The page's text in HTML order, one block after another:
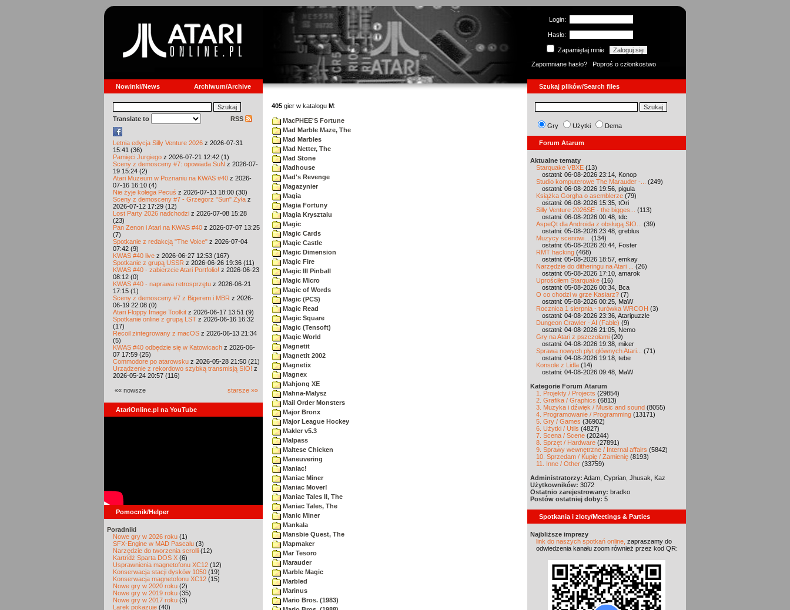
Login:
Hasło:
Zapamiętaj mnie
Zapomniane hasło?
Poproś o członkostwo
Nowinki/News Archiwum/Archive Szukaj plików/Search files
Translate to RSS
Letnia edycja Silly Venture 2026 z 2026-07-31
15:41 (36)
Pamięci Jurgiego z 2026-07-21 12:42 (1)
Sceny z demosceny #7: opowiada SuN z 2026-07-
19 15:24 (2)
Atari Muzeum w Poznaniu na KWAS #40 z 2026-
07-16 16:10 (4)
Nie żyje kolega Pecuś z 2026-07-13 18:00 (30)
Sceny z demosceny #7 - Grzegorz "Sun" Żyła z
2026-07-12 17:29 (12)
Lost Party 2026 nadchodzi z 2026-07-08 15:28
(23)
Pan Zenon i Atari na KWAS #40 z 2026-07-07 13:25
(7)
Spotkanie z redakcją "The Voice" z 2026-07-04
07:42 (9)
KWAS #40 live z 2026-06-27 12:53 (167)
Spotkanie z grupą USSR z 2026-06-26 19:36 (11)
KWAS #40 - zabierzcie Atari Portfolio! z 2026-06-23
08:12 (0)
KWAS #40 - naprawa retrosprzętu z 2026-06-21
17:15 (1)
Sceny z demosceny #7 z Bigerem i MBR z 2026-
06-19 22:08 (0)
Atari Floppy Image Toolkit z 2026-06-17 13:51 (9)
Spotkanie online z grupą LST z 2026-06-16 16:32
(17)
Recoil zintegrowany z macOS z 2026-06-13 21:34
(5)
KWAS #40 odbędzie się w Katowicach z 2026-06-
07 17:59 (25)
Commodore po atarowsku z 2026-05-28 21:50 (21)
Urządzenie z rekordowo szybką transmisją SIO! z
2026-05-24 20:57 (116)
«« nowsze starsze »»
AtariOnline.pl na YouTube
Pomocnik/Helper
Poradniki
Nowe gry w 2026 roku (1)
SFX-Engine w MAD Pascalu (3)
Narzędzie do tworzenia scrolli (12)
Kartridż Sparta DOS X (6)
Usprawnienia magnetofonu XC12 (12)
Konserwacja stacji dysków 1050 (19)
Konserwacja magnetofonu XC12 (15)
Nowe gry w 2020 roku (2)
Nowe gry w 2019 roku (35)
Nowe gry w 2017 roku (3)
Larek pokazuje (40)
405 gier w katalogu M:
MacPHEE'S Fortune
Mad Marble Maze, The
Mad Marbles
Mad Netter, The
Mad Stone
Madhouse
Mad's Revenge
Magazynier
Magia
Magia Fortuny
Magia Krysztalu
Magic
Magic Cards
Magic Castle
Magic Dimension
Magic Fire
Magic III Pinball
Magic Micro
Magic of Words
Magic (PCS)
Magic Read
Magic Square
Magic (Tensoft)
Magic World
Magnetit
Magnetit 2002
Magnetix
Magnex
Mahjong XE
Mahna-Malysz
Mail Order Monsters
Major Bronx
Major League Hockey
Makler v5.3
Malpass
Maltese Chicken
Maneuvering
Maniac!
Maniac Miner
Maniac Mover!
Maniac Tales II, The
Maniac Tales, The
Manic Miner
Mankala
Mansbie Quest, The
Mapmaker
Mar Tesoro
Marauder
Marble Magic
Marbled
Marinus
Mario Bros. (1983)
Gry Użytki Dema
Forum Atarum
Aktualne tematy
Starquake VBXE (13)
ostatni: 06-08-2026 23:14, Konop
Studio komputerowe The Marauder -...
(249)
ostatni: 06-08-2026 19:56, pigula
Książka Gorgha o asemblerze (79)
ostatni: 06-08-2026 15:35, tOri
Silly Venture 2026SE - the bigges...
(113)
ostatni: 06-08-2026 00:48, tdc
AspeQt dla Androida z obsługą SIO...
(39)
ostatni: 05-08-2026 23:48, greblus
Muzycy scenowi...
(134)
ostatni: 05-08-2026 20:44, Foster
RMT hacking (468)
ostatni: 05-08-2026 18:57, emkay
Narzędzie do ditheringu na Atari ...
(26)
ostatni: 05-08-2026 17:10, amarok
Uprościłem Starquake (16)
ostatni: 05-08-2026 00:34, Bca
O co chodzi w grze Kasiarz? (7)
ostatni: 05-08-2026 00:25, MaW
Rocznica 1 sierpnia - turówka WRCOH (3)
ostatni: 04-08-2026 23:36, Ataripuzzle
Dungeon Crawler - AI (Fable) (9)
ostatni: 04-08-2026 21:05, Nemo
Gry na Atari z pszczołami (20)
ostatni: 04-08-2026 19:38, miker
Sprawa nowych płyt głównych Atari...
(71)
ostatni: 04-08-2026 19:18, tebe
Konsole z Lidla (14)
ostatni: 04-08-2026 09:48, MaW
Kategorie Forum Atarum
1. Projekty / Projects (29854)
2. Grafika / Graphics (6813)
3. Muzyka i dźwięk / Music and sound (8055)
4. Programowanie / Programming (13171)
5. Gry / Games (36902)
6. Użytki / Utils (4827)
7. Scena / Scene (20244)
8. Sprzęt / Hardware (27891)
9. Sprawy wewnętrzne / Internal affairs (5842)
10. Sprzedam / Kupię / Zamienię (8193)
11. Inne / Other (33759)
Administratorzy: Adam, Cyprian, Jhusak, Kaz
Użytkowników: 3072
Ostatnio zarejestrowany: bradko
Postów ostatniej doby: 5
Spotkania i zloty/Meetings & Parties
Najbliższe imprezy
link do naszych spotkań online, zapraszamy do
odwiedzenia kanału zoom również przez kod QR: